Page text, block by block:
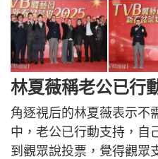
林夏薇稱老公已行
角逐視后的林夏薇表示不
中，老公已行動支持，自
到觀眾說投票，覺得觀眾